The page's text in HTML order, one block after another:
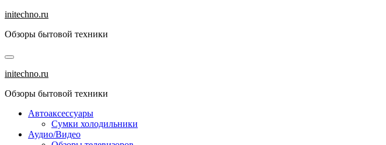
Перейти
содержанию
initechno.ru
Обзоры бытовой техники
initechno.ru
Обзоры бытовой техники
Автоаксессуары
Сумки холодильники
Аудио/Видео